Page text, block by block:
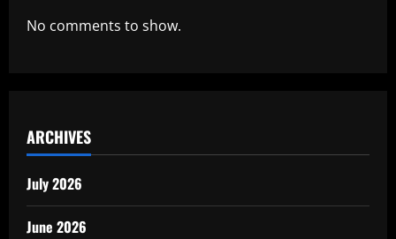
No comments to show.
ARCHIVES
July 2026
June 2026